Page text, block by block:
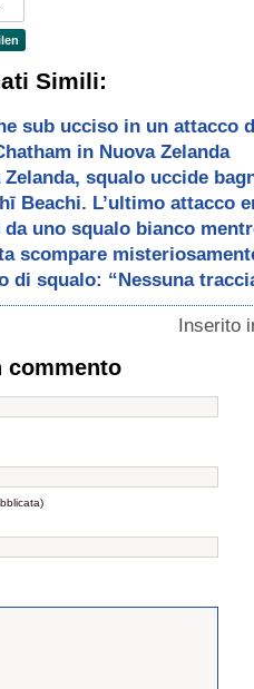
Simili:
sub ucciso in un attacco
in Nuova Zelanda
Zelanda, squalo uccide
Beachi. L’ultimo attacco
da uno squalo bianco
scompare
di squalo: “Nessuna
Inserito
commento